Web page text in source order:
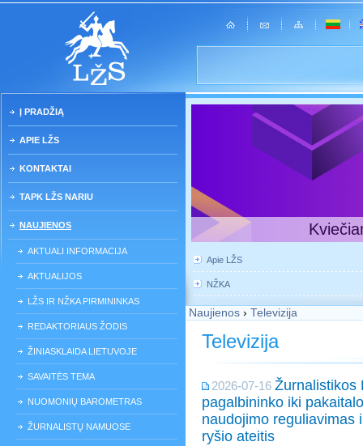
Į PRADŽIĄ
APIE LŽS
KONTAKTAI
TAPK LŽS NARIU
NAUJIENOS
AKTUALI INFORMACIJA
AKTUALIJOS
LŽS IR NŽKA PIRMININKAS
REDAKTORIAUS ŽODIS
ŽINIASKLAIDA LIETUVOJE
SAVAITĖS TEMA
NUOMONIŲ BAROMETRAS
ŽURNALISTŲ NAMUOSE
Apie LŽS
NŽKA
Naujienos › Televizija
Televizija
2026-07-16 Žurnalistikos
pagalbininko iki
naudojimo reguliavimas
ryšio ateitis